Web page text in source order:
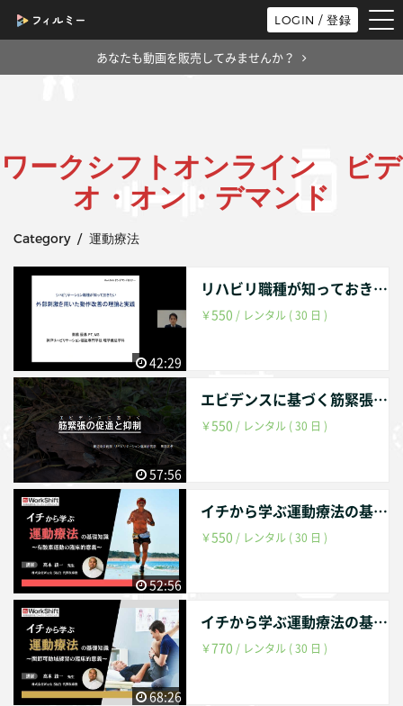
LOGIN / 登録
あなたも動画を販売してみませんか？
ワークシフトオンライン ビデ
オ・オン・デマンド
Category / 運動療法
42:29
リハビリ職種が知っておきたい外部刺激を用いた動作改善の理論と実践
￥550 / レンタル ( 30 日 )
57:56
エビデンスに基づく筋緊張の促通と抑制
￥550 / レンタル ( 30 日 )
52:56
イチから学ぶ運動療法の基礎 有酸素運動の臨床的意義
￥550 / レンタル ( 30 日 )
68:26
イチから学ぶ運動療法の基礎知識ー関節可動域練習の臨床的意義ー
￥770 / レンタル ( 30 日 )